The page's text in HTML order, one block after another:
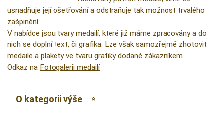
usnadňuje její ošetřování a odstraňuje tak možnost trvalého
zašpinění.
V nabídce jsou tvary medailí, které již máme zpracovány a do
nich se doplní text, či grafika. Lze však samozřejmě zhotovit
medaile a plakety ve tvaru grafiky dodané zákazníkem.
Odkaz na Fotogalerii medailí
O kategorii výše